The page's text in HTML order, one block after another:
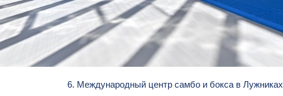
6. Международный центр самбо и бокса в Лужниках